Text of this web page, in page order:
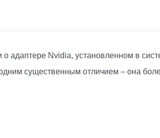
адаптере Nvidia, установленном в
существенным отличием – она